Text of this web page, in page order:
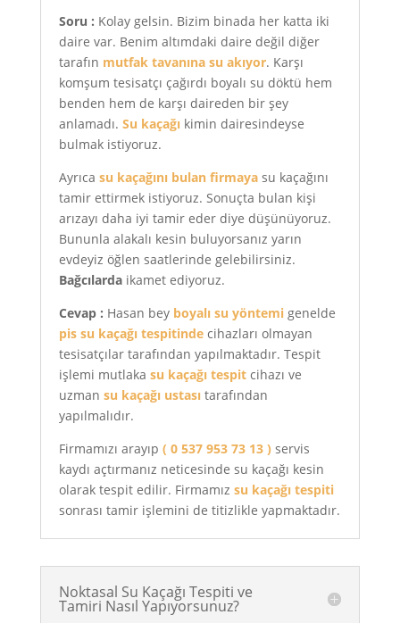
Soru : Kolay gelsin. Bizim binada her katta iki
daire var. Benim altımdaki daire değil diğer
tarafın mutfak tavanına su akıyor. Karşı
komşum tesisatçı çağırdı boyalı su döktü hem
benden hem de karşı daireden bir şey
anlamadı. Su kaçağıkimin dairesindeyse
bulmak istiyoruz.
Ayrıca su kaçağını bulan firmayasu kaçağını
tamir ettirmek istiyoruz. Sonuçta bulan kişi
arızayı daha iyi tamir eder diye düşünüyoruz.
Bununla alakalı kesin buluyorsanız yarın
evdeyiz öğlen saatlerinde gelebilirsiniz.
Bağcılardaikamet ediyoruz.
Cevap : Hasan bey boyalı su yöntemigenelde
pis su kaçağı tespitindecihazları olmayan
tesisatçılar tarafından yapılmaktadır. Tespit
işlemi mutlaka su kaçağı tespit cihazı ve
uzman su kaçağı ustasıtarafından
yapılmalıdır.
Firmamızı arayıp ( 0 537 953 73 13 )servis
kaydı açtırmanız neticesinde su kaçağı kesin
olarak tespit edilir. Firmamız su kaçağı tespiti
sonrası tamir işlemini de titizlikle yapmaktadır.
Noktasal Su Kaçağı Tespiti ve
Tamiri Nasıl Yapıyorsunuz?